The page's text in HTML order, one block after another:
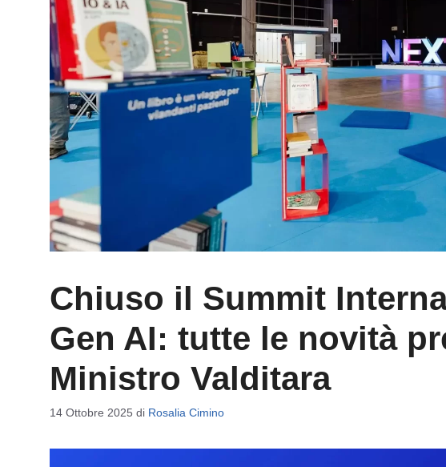
Chiuso il Summit
Gen AI: tutte le novità
Ministro Valditara
14 Ottobre 2025 di Rosalia Cimino